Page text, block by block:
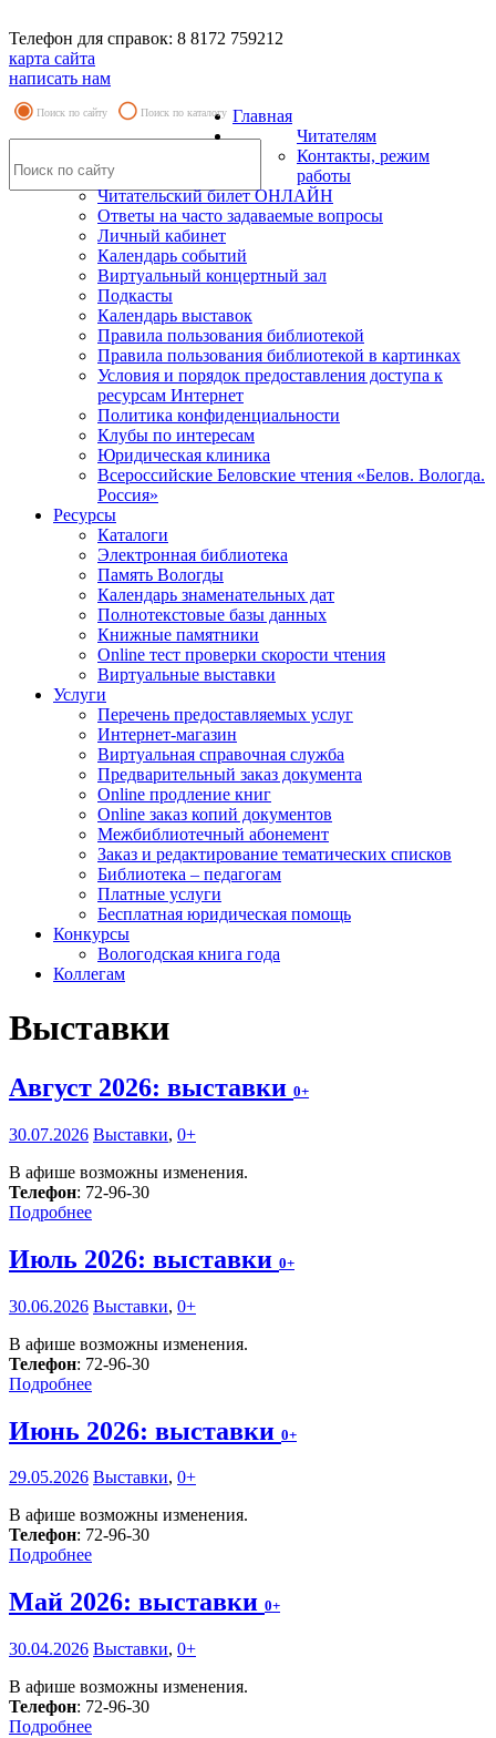
Телефон для справок: 8 8172 759212
карта сайта
написать нам
Поиск по сайту Поиск по каталогу Главная
Читателям
Контакты, режим
работы
Читательский билет ОНЛАЙН
Ответы на часто задаваемые вопросы
Личный кабинет
Календарь событий
Виртуальный концертный зал
Подкасты
Календарь выставок
Правила пользования библиотекой
Правила пользования библиотекой в картинках
Условия и порядок предоставления доступа к
ресурсам Интернет
Политика конфиденциальности
Клубы по интересам
Юридическая клиника
Всероссийские Беловские чтения «Белов. Вологда.
Россия»
Ресурсы
Каталоги
Электронная библиотека
Память Вологды
Календарь знаменательных дат
Полнотекстовые базы данных
Книжные памятники
Online тест проверки скорости чтения
Виртуальные выставки
Услуги
Перечень предоставляемых услуг
Интернет-магазин
Виртуальная справочная служба
Предварительный заказ документа
Online продление книг
Online заказ копий документов
Межбиблиотечный абонемент
Заказ и редактирование тематических списков
Библиотека – педагогам
Платные услуги
Бесплатная юридическая помощь
Конкурсы
Вологодская книга года
Коллегам
Выставки
Август 2026: выставки 0+
30.07.2026 Выставки, 0+
В афише возможны изменения.
Телефон: 72-96-30
Подробнее
Июль 2026: выставки 0+
30.06.2026 Выставки, 0+
В афише возможны изменения.
Телефон: 72-96-30
Подробнее
Июнь 2026: выставки 0+
29.05.2026 Выставки, 0+
В афише возможны изменения.
Телефон: 72-96-30
Подробнее
Май 2026: выставки 0+
30.04.2026 Выставки, 0+
В афише возможны изменения.
Телефон: 72-96-30
Подробнее